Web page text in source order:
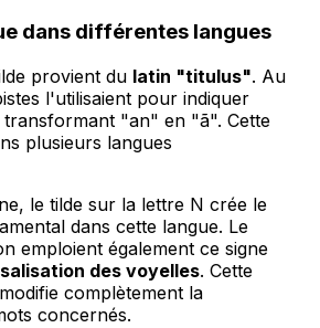
dans différentes langues
provient du latin "titulus". Au
l'utilisaient pour indiquer
"an" en "ã". Cette
plusieurs langues
le tilde sur la lettre N crée le
dans cette langue. Le
emploient également ce signe
des voyelles. Cette
complètement la
concernés.